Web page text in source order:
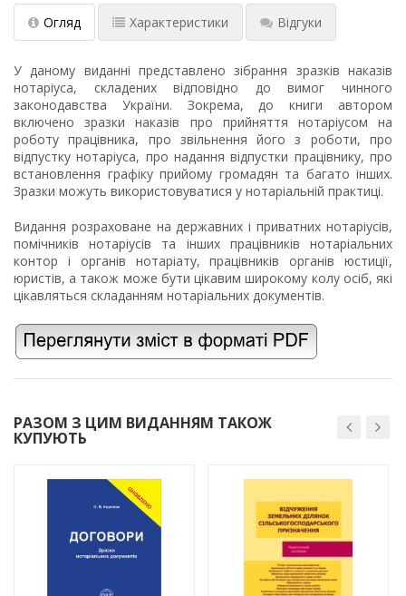
Огляд Характеристики Відгуки
У даному виданні представлено зібрання зразків наказів
нотаріуса, складених відповідно до вимог чинного
законодавства України. Зокрема, до книги автором
включено зразки наказів про прийняття нотаріусом на
роботу працівника, про звільнення його з роботи, про
відпустку нотаріуса, про надання відпустки працівнику, про
встановлення графіку прийому громадян та багато інших.
Зразки можуть використовуватися у нотаріальній практиці.
Видання розраховане на державних і приватних нотаріусів,
помічників нотаріусів та інших працівників нотаріальних
контор і органів нотаріату, працівників органів юстиції,
юристів, а також може бути цікавим широкому колу осіб, які
цікавляться складанням нотаріальних документів.
РАЗОМ З ЦИМ ВИДАННЯМ ТАКОЖ
КУПУЮТЬ